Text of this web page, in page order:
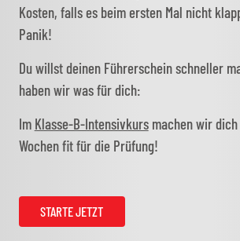
Kosten, falls es beim ersten Mal nicht
Panik!
Du willst deinen Führerschein schneller
haben wir was für dich:
Im Klasse-B-Intensivkursmachen wir
Wochen fit für die Prüfung!
STARTE JETZT